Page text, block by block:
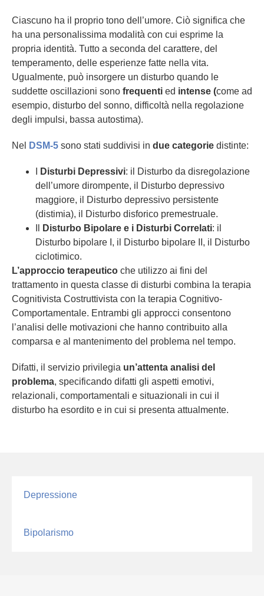
Ciascuno ha il proprio tono dell’umore. Ciò significa che
ha una personalissima modalità con cui esprime la
propria identità. Tutto a seconda del carattere, del
temperamento, delle esperienze fatte nella vita.
Ugualmente, può insorgere un disturbo quando le
suddette oscillazioni sono frequenti ed intense (come ad
esempio, disturbo del sonno, difficoltà nella regolazione
degli impulsi, bassa autostima).
Nel DSM-5 sono stati suddivisi in due categorie distinte:
Disturbi Depressivi: il Disturbo da disregolazione
dell’umore dirompente, il Disturbo depressivo
maggiore, il Disturbo depressivo persistente
(distimia), il Disturbo disforico premestruale.
Disturbo Bipolare e i Disturbi Correlati: il
Disturbo bipolare I, il Disturbo bipolare II, il Disturbo
ciclotimico.
L’approccio terapeutico che utilizzo ai fini del
trattamento in questa classe di disturbi combina la terapia
Cognitivista Costruttivista con la terapia Cognitivo-
Comportamentale. Entrambi gli approcci consentono
l’analisi delle motivazioni che hanno contribuito alla
comparsa e al mantenimento del problema nel tempo.
Difatti, il servizio privilegia un’attenta analisi del
problema, specificando difatti gli aspetti emotivi,
relazionali, comportamentali e situazionali in cui il
disturbo ha esordito e in cui si presenta attualmente.
Depressione
Bipolarismo